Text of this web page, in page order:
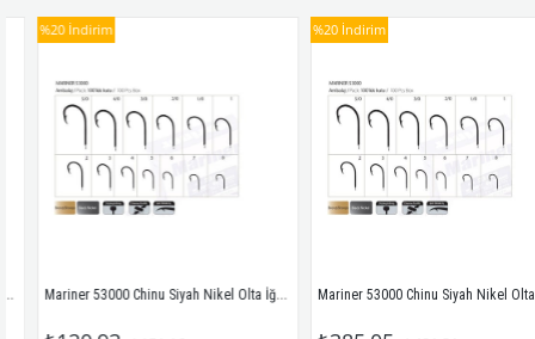
Mariner 53000 Chinu Siyah Nikel Olta İğnesi No:8 Siyah Nikel
%20 İndirim
Mariner
%20 İndirim